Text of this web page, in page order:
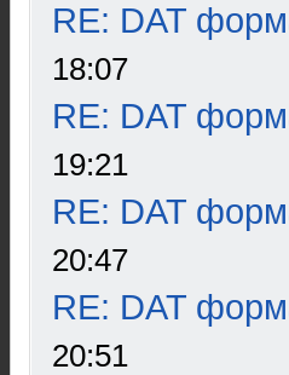
RE: DAT
18:07
RE: DAT
19:21
RE: DAT
20:47
RE: DAT
20:51